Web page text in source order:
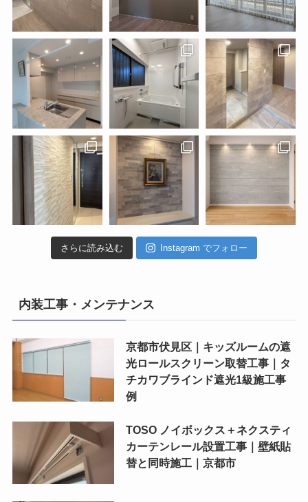
さらに読み込む Instagram でフォロー
内装工事・メンテナンス
京都市伏見区｜キッズルームの遮
光ロールスクリーン取替工事｜タ
チカワブラインド遮光1級施工事
例
TOSO ノイボックス＋ネクスティ
カーテンレール設置工事｜壁紙貼
替と同時施工｜京都市